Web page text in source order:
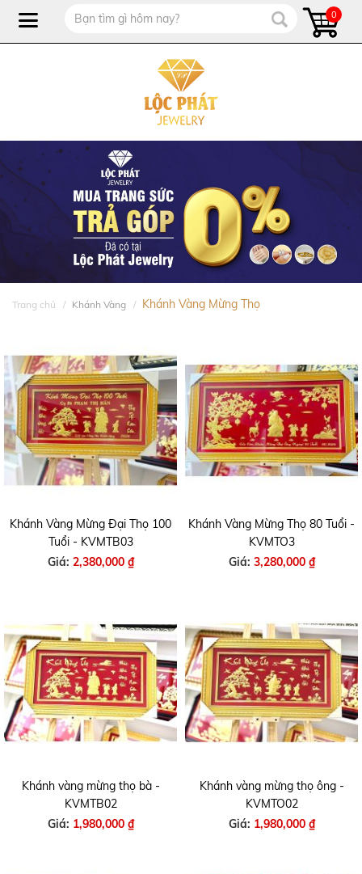
0
Trang chủ Khánh Vàng Khánh Vàng Mừng Thọ
Khánh Vàng Mừng Đại Thọ 100
Tuổi - KVMTB03
Giá: 2,380,000 ₫
Khánh Vàng Mừng Thọ 80 Tuổi -
KVMTO3
Giá: 3,280,000 ₫
Khánh vàng mừng thọ bà -
KVMTB02
Giá: 1,980,000 ₫
Khánh vàng mừng thọ ông -
KVMTO02
Giá: 1,980,000 ₫